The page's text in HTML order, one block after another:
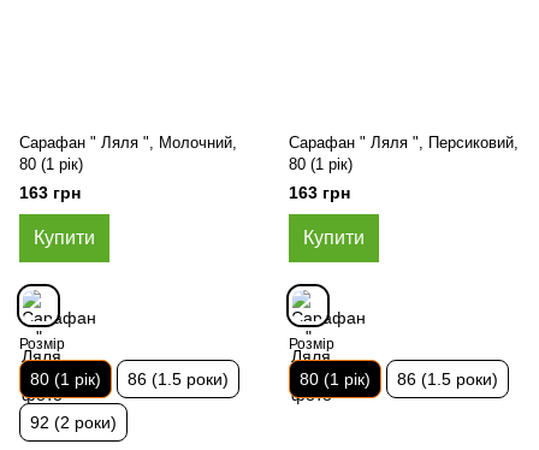
Сарафан " Ляля ", Молочний,
80 (1 рік)
163 грн
Купити
Розмір
80 (1 рік) 86 (1.5 роки)
92 (2 роки)
Сарафан " Ляля ", Персиковий,
80 (1 рік)
163 грн
Купити
Розмір
80 (1 рік) 86 (1.5 роки)